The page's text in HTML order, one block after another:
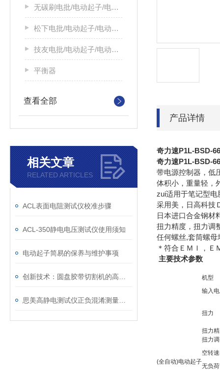
无碳刷电批/电动起子/电动螺丝刀
松下电批/电动起子/电动螺丝刀
技友电批/电动起子/电动螺丝刀
平衡器
查看全部
相关文章
RELATED ARTICLES
ACL表面电阻测试仪校准步骤
ACL-350静电电压测试仪使用须知
电动起子简易的保养与维护事项
产品详情
奇力速P1L-BSD-
奇力速P1L-BSD-
带电源控制器，低
体积小，重量轻，
zui适用于笔记型
采用美，日高科技
日本进口合金钢材
扭力精度，扭力调
任何螺丝,套筒螺
＊符合ＥＭＩ，Ｅ
主要技术参数
(全自动)电动起子
机型
输入
扭力
扭力
扭力
空转
无负